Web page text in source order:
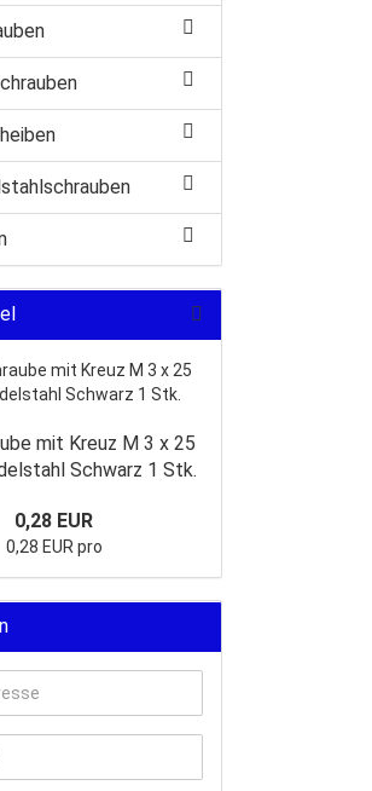
mit Kreuz M 3 x 25
Schwarz 1 Stk.
0,28 EUR
0,28 EUR pro